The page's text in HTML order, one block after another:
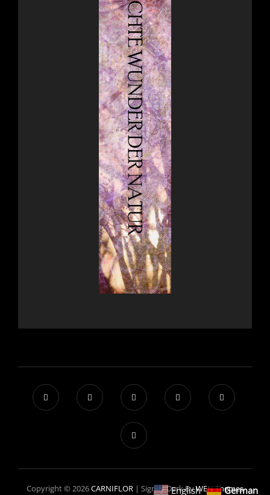
Copyright © 2026CARNIFLOR | Signify Dark ByWEN Themes
English German